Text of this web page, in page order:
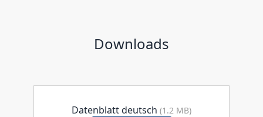
Downloads
Datenblatt deutsch (1.2 MB)